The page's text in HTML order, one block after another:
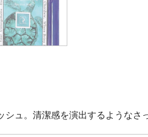
シュ。清潔感を演出するようなさ